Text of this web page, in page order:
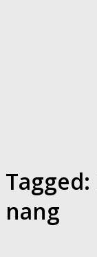
Tagged:
nang